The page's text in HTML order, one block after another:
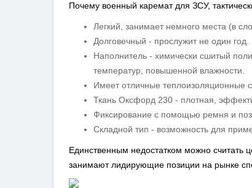
Почему военный каремат для ЗСУ,
Легкий, занимает немного места (в
Долговечный - прослужит не один год.
Наполнитель - химически сшитый
температур, повышенной влажности.
Имеет отличные теплоизоляционные
Ткань Оксфорд 230 - плотная,
Фиксирование с помощью ремня и
Складной тип - возможность для
Единственным недостатком можно считать
занимают лидирующие позиции на рынке